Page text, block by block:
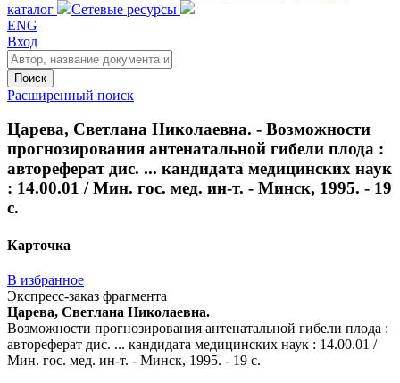
каталог
Сетевые ресурсы
ENG
Вход
Поиск
Расширенный поиск
Царева, Светлана Николаевна. - Возможности
прогнозирования антенатальной гибели плода :
автореферат дис. ... кандидата медицинских наук
: 14.00.01 / Мин. гос. мед. ин-т. - Минск, 1995. - 19
с.
Карточка
В избранное
Экспресс-заказ фрагмента
Царева, Светлана Николаевна.
Возможности прогнозирования антенатальной гибели плода :
автореферат дис. ... кандидата медицинских наук : 14.00.01 /
Мин. гос. мед. ин-т. - Минск, 1995. - 19 с.